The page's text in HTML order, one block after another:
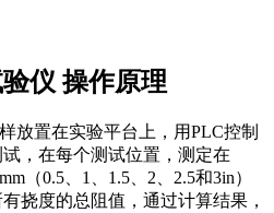
仪 操作原理
放置在实验平台上，用PLC控制
，在每个测试位置，测定在
（0.5、1、1.5、2、2.5和3in）
挠度的总阻值，通过计算结果，